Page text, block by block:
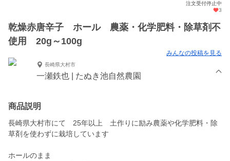
注文受付停止中
3
乾燥赤唐辛子 ホール 農薬・化学肥料・除草剤不
使用 20g～100g
みんなの投稿を見る
長崎県大村市
一瀬鉄也 | たぬき池自然農園
商品説明
長崎県大村市にて 25年以上 土作りに励み農薬や化学肥料・除
草剤を使わずに栽培しています
ホールのまま